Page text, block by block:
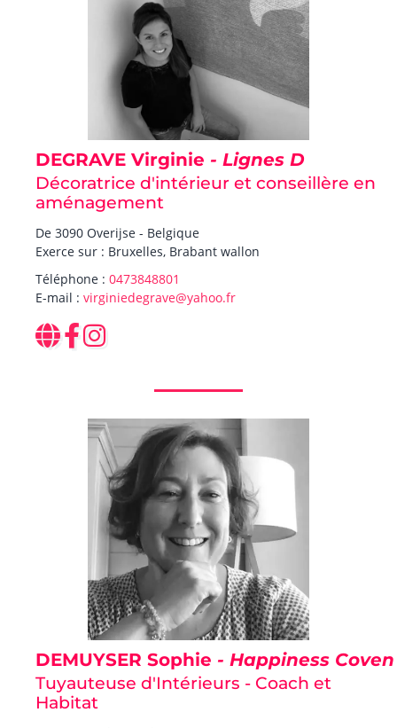
DEGRAVE Virginie - Lignes D
Décoratrice d'intérieur et conseillère en
aménagement
De 3090 Overijse - Belgique
Exerce sur : Bruxelles, Brabant wallon
Téléphone : 0473848801
E-mail : virginiedegrave@yahoo.fr
DEMUYSER Sophie - Happiness Coven
Tuyauteuse d'Intérieurs - Coach et
Habitat